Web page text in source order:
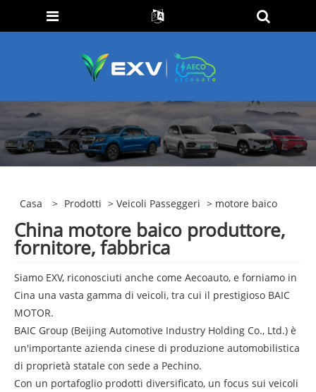
Casa > Prodotti >Veicoli Passeggeri > motore baico
China motore baico produttore,
fornitore, fabbrica
Siamo EXV, riconosciuti anche come Aecoauto, e forniamo in
Cina una vasta gamma di veicoli, tra cui il prestigioso BAIC
MOTOR.
BAIC Group (Beijing Automotive Industry Holding Co., Ltd.) è
un'importante azienda cinese di produzione automobilistica
di proprietà statale con sede a Pechino.
Con un portafoglio prodotti diversificato, un focus sui veicoli